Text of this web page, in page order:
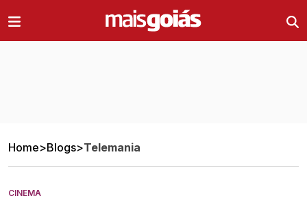
Home>Blogs>Telemania
CINEMA